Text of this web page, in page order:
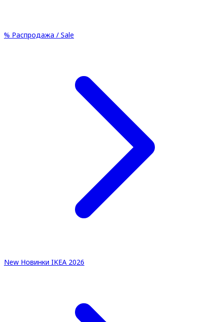
% Распродажа / Sale
New Новинки IKEA 2026